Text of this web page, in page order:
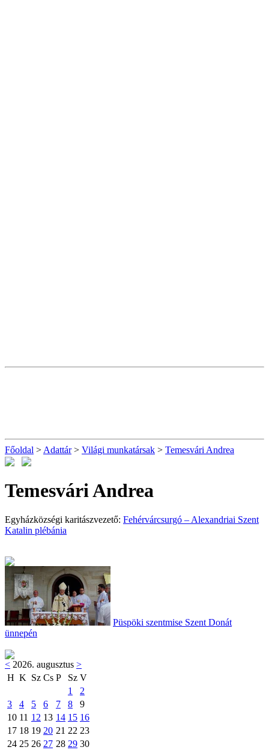
Főoldal > Adattár> Világi munkatársak > Temesvári Andrea
Temesvári Andrea
Egyházközségi karitászvezető: Fehérvárcsurgó – Alexandriai Szent
Katalin plébánia
Püspöki szentmise Szent Donát
ünnepén
< 2026. augusztus >
H K Sz Cs P Sz V
1
2
3
4 5 6 7 8
9
10 11 12 13 14 15 16
17 18 19 20 21 22 23
24 25 26 27 28 29 30